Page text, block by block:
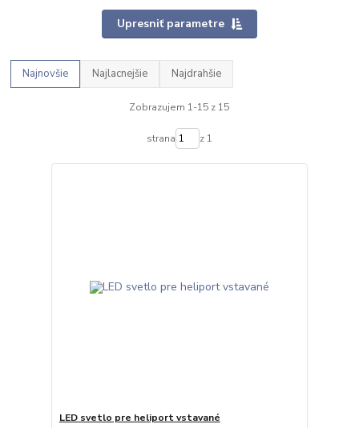
Upresniť parametre
Najnovšie Najlacnejšie Najdrahšie
Zobrazujem 1-15 z 15
strana z 1
LED svetlo pre heliport vstavané